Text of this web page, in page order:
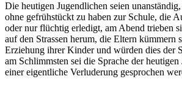
Die heutigen Jugendlichen seien
ohne gefrühstückt zu haben zur Schule, die
oder nur flüchtig erledigt, am Abend trieben
auf den Strassen herum, die Eltern kümmern
Erziehung ihrer Kinder und würden dies der
am Schlimmsten sei die Sprache der heutigen
einer eigentliche Verluderung gesprochen